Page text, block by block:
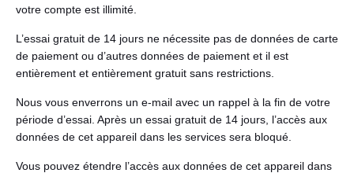
votre compte est illimité.
L’essai gratuit de 14 jours ne nécessite pas de données de carte
de paiement ou d’autres données de paiement et il est
entièrement et entièrement gratuit sans restrictions.
Nous vous enverrons un e-mail avec un rappel à la fin de votre
période d’essai. Après un essai gratuit de 14 jours, l’accès aux
données de cet appareil dans les services sera bloqué.
Vous pouvez étendre l’accès aux données de cet appareil dans